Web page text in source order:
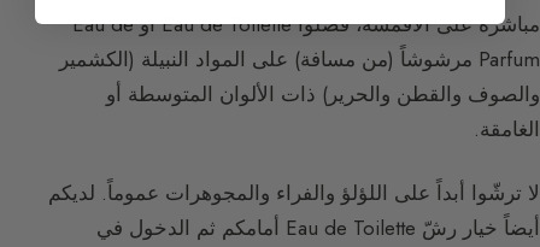
مباشرة على الأقمشة، فضّلوا Eau de Toilette أو Eau de
Parfum مرشوشاً (من مسافة) على المواد النبيلة (الكشمير
والصوف والقطن والحرير) ذات الألوان المتوسطة أو
الغامقة.
لا ترشّوا أبداً على اللؤلؤ والفراء والمجوهرات عموماً. لديكم
أيضاً خيار رشّ Eau de Toilette أمامكم ثم الدخول في